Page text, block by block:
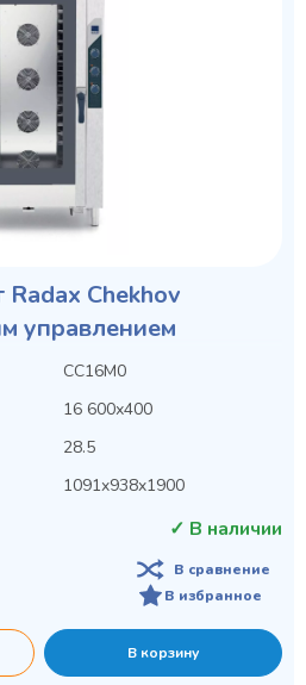
Chekhov
управлением
CC16M0
16 600х400
28.5
1091x938x1900
✓ В наличии
В сравнение
В избранное
В корзину